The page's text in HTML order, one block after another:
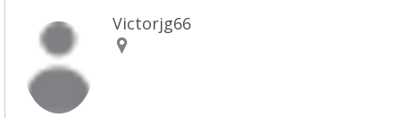
Victorjg66